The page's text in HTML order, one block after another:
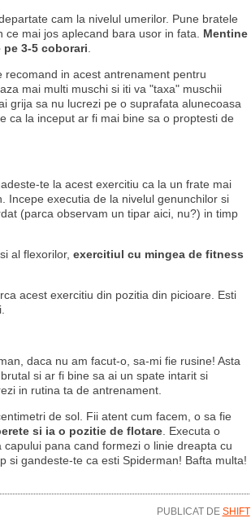
cam la nivelul umerilor. Pune bratele
mai jos aplecand bara usor in fata. Mentine
3-5 coborari
in acest antrenament pentru
mai multi muschi si iti va "taxa" muschii
grija sa nu lucrezi pe o suprafata alunecoasa
ca la inceput ar fi mai bine sa o proptesti de
te la acest exercitiu ca la un frate mai
Incepe executia de la nivelul genunchilor si
(parca observam un tipar aici, nu?) in timp
al flexorilor, exercitiul cu mingea de fitness
acest exercitiu din pozitia din picioare. Esti
daca nu am facut-o, sa-mi fie rusine! Asta
si ar fi bine sa ai un spate intarit si
in rutina ta de antrenament.
de sol. Fii atent cum facem, o sa fie
si ia o pozitie de flotare. Executa o
pana cand formezi o linie dreapta cu
si gandeste-te ca esti Spiderman! Bafta multa!
PUBLICAT DE SHIFT